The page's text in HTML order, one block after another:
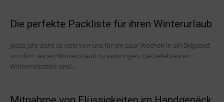
Die perfekte Packliste für ihren Winterurlaub
Jedes Jahr zieht es viele von uns für ein paar Wochen in ein Skigebiet
um dort seinen Winterurlaub zu verbringen. Die beliebtesten
Winterreiseziele sind...